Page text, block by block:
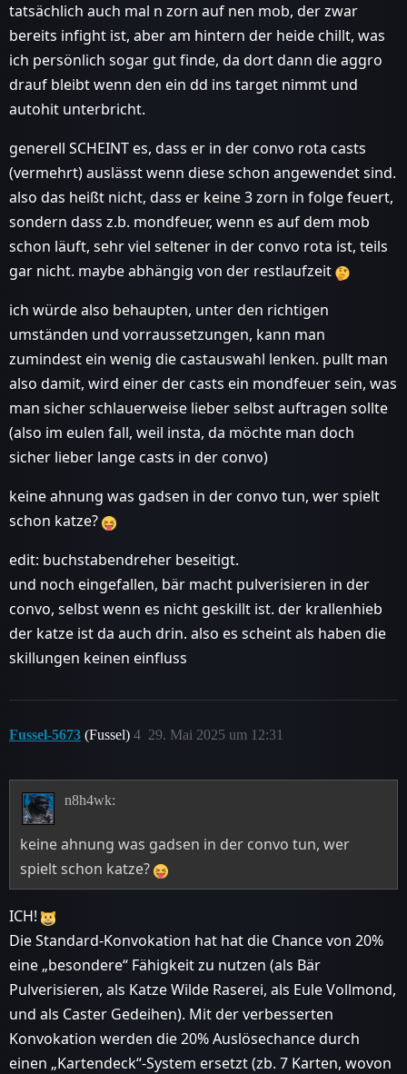
tatsächlich auch mal n zorn auf nen mob, der zwar
bereits infight ist, aber am hintern der heide chillt, was
ich persönlich sogar gut finde, da dort dann die aggro
drauf bleibt wenn den ein dd ins target nimmt und
autohit unterbricht.
generell SCHEINT es, dass er in der convo rota casts
(vermehrt) auslässt wenn diese schon angewendet sind.
also das heißt nicht, dass er keine 3 zorn in folge feuert,
sondern dass z.b. mondfeuer, wenn es auf dem mob
schon läuft, sehr viel seltener in der convo rota ist, teils
gar nicht. maybe abhängig von der restlaufzeit
ich würde also behaupten, unter den richtigen
umständen und vorraussetzungen, kann man
zumindest ein wenig die castauswahl lenken. pullt man
also damit, wird einer der casts ein mondfeuer sein, was
man sicher schlauerweise lieber selbst auftragen sollte
(also im eulen fall, weil insta, da möchte man doch
sicher lieber lange casts in der convo)
keine ahnung was gadsen in der convo tun, wer spielt
schon katze?
edit: buchstabendreher beseitigt.
und noch eingefallen, bär macht pulverisieren in der
convo, selbst wenn es nicht geskillt ist. der krallenhieb
der katze ist da auch drin. also es scheint als haben die
skillungen keinen einfluss
Fussel-5673 (Fussel) 29. Mai 2025 um 12:31
4
n8h4wk:
keine ahnung was gadsen in der convo tun, wer
spielt schon katze?
ICH!
Die Standard-Konvokation hat hat die Chance von 20%
eine „besondere“ Fähigkeit zu nutzen (als Bär
Pulverisieren, als Katze Wilde Raserei, als Eule Vollmond,
und als Caster Gedeihen). Mit der verbesserten
Konvokation werden die 20% Auslösechance durch
einen „Kartendeck“-System ersetzt (zb. 7 Karten, wovon